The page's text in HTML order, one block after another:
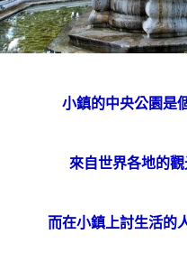
小鎮的中央公園是
來自世界各地的
而在小鎮上討生活的